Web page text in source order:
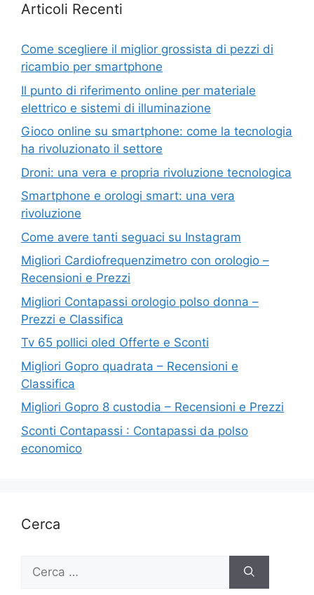
Articoli Recenti
Come scegliere il miglior grossista di pezzi di
ricambio per smartphone
Il punto di riferimento online per materiale
elettrico e sistemi di illuminazione
Gioco online su smartphone: come la tecnologia
ha rivoluzionato il settore
Droni: una vera e propria rivoluzione tecnologica
Smartphone e orologi smart: una vera
rivoluzione
Come avere tanti seguaci su Instagram
Migliori Cardiofrequenzimetro con orologio –
Recensioni e Prezzi
Migliori Contapassi orologio polso donna –
Prezzi e Classifica
Tv 65 pollici oled Offerte e Sconti
Migliori Gopro quadrata – Recensioni e
Classifica
Migliori Gopro 8 custodia – Recensioni e Prezzi
Sconti Contapassi : Contapassi da polso
economico
Cerca
per: